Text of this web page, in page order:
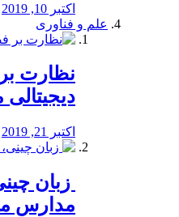
اکتبر 10, 2019
علم و فناوری
نظارت
اکتبر 21, 2019
زبان
مدارس